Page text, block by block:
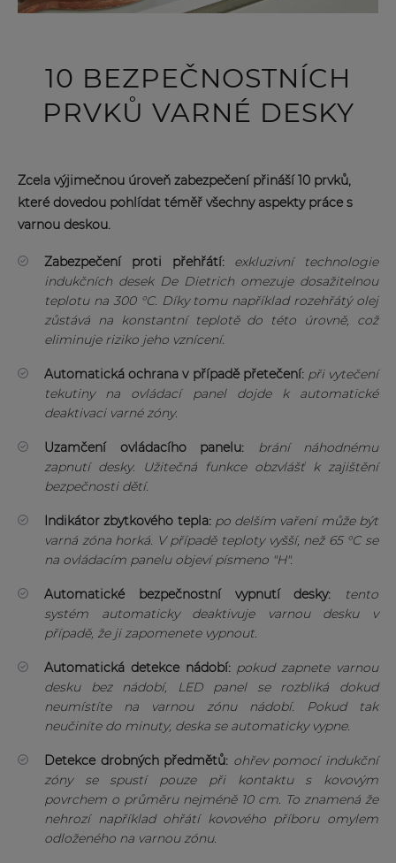
10 BEZPEČNOSTNÍCH
PRVKŮ VARNÉ DESKY
Zcela výjimečnou úroveň zabezpečení přináší 10 prvků,
které dovedou pohlídat téměř všechny aspekty práce s
varnou deskou.
Zabezpečení proti přehřátí:
exkluzivní technologie
indukčních desek De Dietrich omezuje dosažitelnou
teplotu na 300 °C. Díky tomu například rozehřátý olej
zůstává na konstantní teplotě do této úrovně, což
eliminuje riziko jeho vznícení.
Automatická ochrana v případě přetečení: při vytečení
tekutiny na ovládací panel dojde k automatické
deaktivaci varné zóny.
Uzamčení ovládacího panelu:
brání náhodnému
zapnutí desky. Užitečná funkce obzvlášť k zajištění
bezpečnosti dětí.
Indikátor zbytkového tepla: po delším vaření může být
varná zóna horká. V případě teploty vyšší, než 65 °C se
na ovládacím panelu objeví písmeno "H".
Automatické bezpečnostní vypnutí desky:
tento
systém automaticky deaktivuje varnou desku v
případě, že ji zapomenete vypnout.
Automatická detekce nádobí: pokud zapnete varnou
desku bez nádobí, LED panel se rozbliká dokud
neumístíte na varnou zónu nádobí. Pokud tak
neučiníte do minuty, deska se automaticky vypne.
Detekce drobných předmětů: ohřev pomocí indukční
zóny se spustí pouze při kontaktu s kovovým
povrchem o průměru nejméně 10 cm. To znamená že
nehrozí například ohřátí kovového příboru omylem
odloženého na varnou zónu.